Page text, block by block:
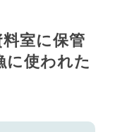
室に保管
に使われた